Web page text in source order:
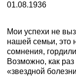
01.08.1936
Мои успехи не
нашей семьи, это
сомнения,
Возможно, как
«звездной болезни